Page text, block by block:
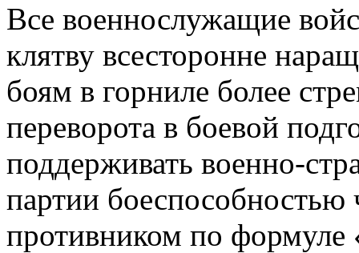
Все военнослужащие
клятву всесторонне
боям в горниле более
переворота в боевой
поддерживать военно-
партии боеспособностью
противником по формуле